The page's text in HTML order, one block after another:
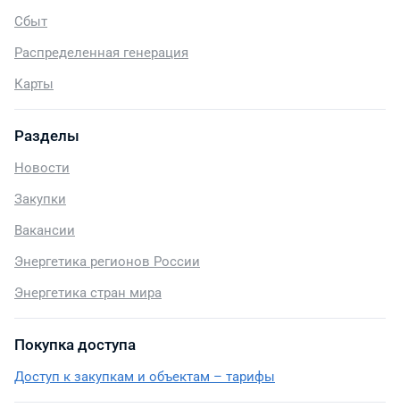
Сбыт
Распределенная генерация
Карты
Разделы
Новости
Закупки
Вакансии
Энергетика регионов России
Энергетика стран мира
Покупка доступа
Доступ к закупкам и объектам – тарифы